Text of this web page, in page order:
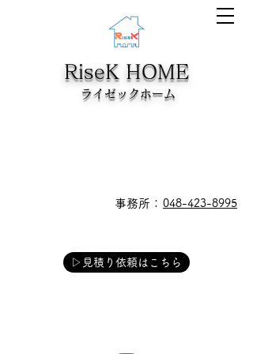
RiseK HOME
​ライゼックホーム
​事務所： 048-423-8995
▷見積り依頼はこちら